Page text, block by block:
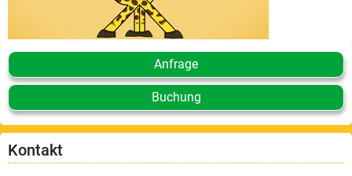
Anfrage
Buchung
Kontakt